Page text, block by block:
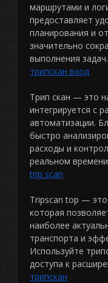
маршрутами и
предоставляет
планирования и
значительно
выполнения задач.
трипскан вход
Трип скан — это
интегрируется с
автоматизации.
быстро
расходы и
реальном
trip scan
Tripscan top —
которая
наиболее
транспорта и
Используйте
доступа к
трипскан